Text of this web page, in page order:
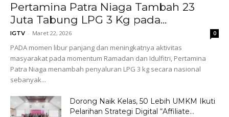
Pertamina Patra Niaga Tambah 23
Juta Tabung LPG 3 Kg pada...
IGTV - Maret 22, 2026 0
PADA momen libur panjang dan meningkatnya aktivitas
masyarakat pada momentum Ramadan dan Idulfitri, Pertamina
Patra Niaga menambah penyaluran LPG 3 kg secara nasional
sebanyak...
Dorong Naik Kelas, 50 Lebih UMKM Ikuti
Pelarihan Strategi Digital “Affiliate...